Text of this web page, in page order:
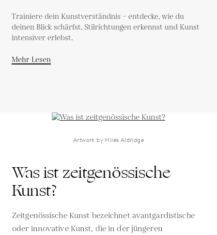
Trainiere dein Kunstverständnis – entdecke, wie du
deinen Blick schärfst, Stilrichtungen erkennst und Kunst
intensiver erlebst.
Mehr Lesen
Artwork by Miles Aldridge
Was ist zeitgenössische
Kunst?
Zeitgenössische Kunst bezeichnet avantgardistische
oder innovative Kunst, die in der jüngeren